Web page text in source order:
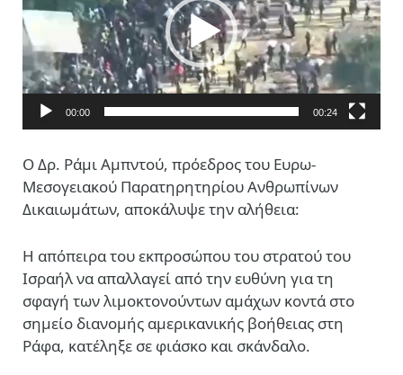
00:00 00:24
Ο Δρ. Ράμι Αμπντού, πρόεδρος του Ευρω-
Μεσογειακού Παρατηρητηρίου Ανθρωπίνων
Δικαιωμάτων, αποκάλυψε την αλήθεια:
Η απόπειρα του εκπροσώπου του στρατού του
Ισραήλ να απαλλαγεί από την ευθύνη για τη
σφαγή των λιμοκτονούντων αμάχων κοντά στο
σημείο διανομής αμερικανικής βοήθειας στη
Ράφα, κατέληξε σε φιάσκο και σκάνδαλο.